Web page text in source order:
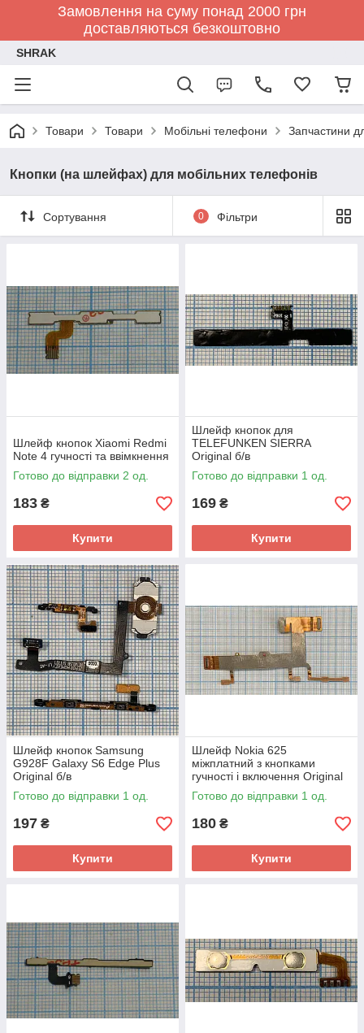
Замовлення на суму понад 2000 грн
доставляються безкоштовно
SHRAK
Товари Товари Мобільні телефони Запчастини
Кнопки (на шлейфах) для мобільних телефонів
Сортування 0 Фільтри
Шлейф кнопок Xiaomi Redmi
Note 4 гучності та ввімкнення
Готово до відправки 2 од.
183 ₴
Купити
Шлейф кнопок для
TELEFUNKEN SIERRA
Original б/в
Готово до відправки 1 од.
169 ₴
Купити
Шлейф кнопок Samsung
G928F Galaxy S6 Edge Plus
Original б/в
Готово до відправки 1 од.
197 ₴
Купити
Шлейф Nokia 625
міжплатний з кнопками
гучності і включення Original
б/в
Готово до відправки 1 од.
180 ₴
Купити